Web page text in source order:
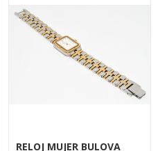
RELOJ MUJER BULOVA